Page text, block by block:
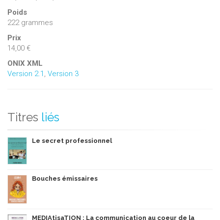
Poids
222 grammes
Prix
14,00 €
ONIX XML
Version 2.1 Version 3
Titres liés
Le secret professionnel
Bouches émissaires
MEDIAtisaTION : La communication au coeur de la